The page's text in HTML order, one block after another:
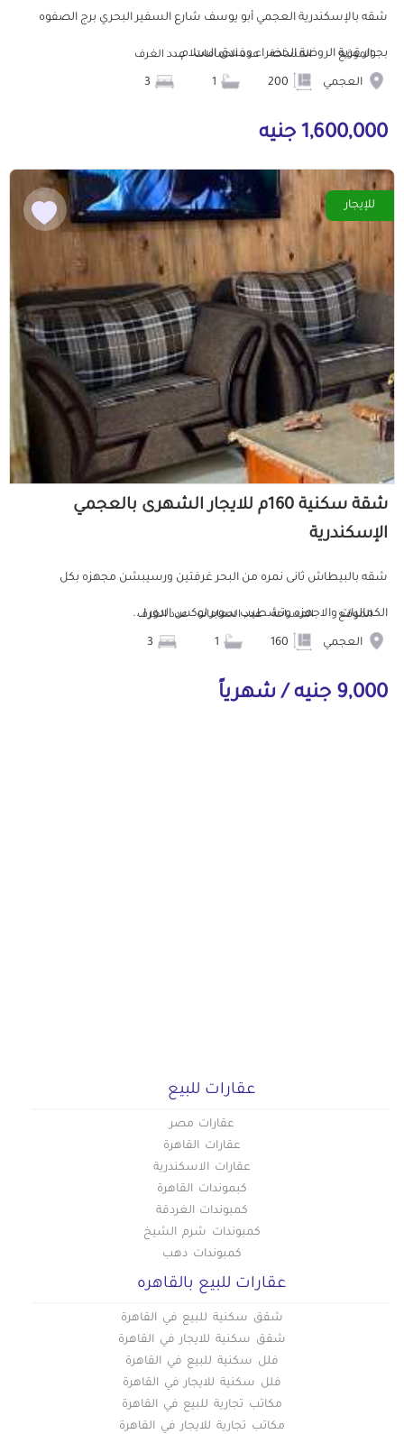
شقه بالإسكندرية العجمي أبو يوسف شارع السفير البحري برج الصفوه
بجوار قرية الروضة الخضراء وفندق السلام...
الموقع
العجمي
المساحة عدد الحمامات عدد الغرف
1,600,000 جنيه
للإيجار
شقة سكنية 160م للايجار الشهرى بالعجمي
الإسكندرية
شقه بالبيطاش ثانى نمره من البحر غرفتين ورسيبشن مجهزه بكل
الكماليات والاجهزه وتشطيب سوبر لوكس الدور ا...
الموقع
العجمي
المساحة عدد الحمامات عدد الغرف
9,000 جنيه / شهرياً
عقارات للبيع
عقارات مصر
عقارات القاهرة
عقارات الاسكندرية
كبموندات القاهرة
كمبوندات الغردقة
كمبوندات شرم الشيخ
كمبوندات دهب
عقارات للبيع بالقاهره
شقق سكنية للبيع في القاهرة
شقق سكنية للايجار في القاهرة
فلل سكنية للبيع في القاهرة
فلل سكنية للايجار في القاهرة
مكاتب تجارية للبيع في القاهرة
مكاتب تجارية للايجار في القاهرة